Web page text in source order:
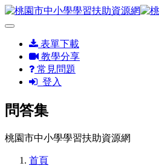
表單下載
教學分享
常見問題
登入
問答集
桃園市中小學學習扶助資源網
首頁